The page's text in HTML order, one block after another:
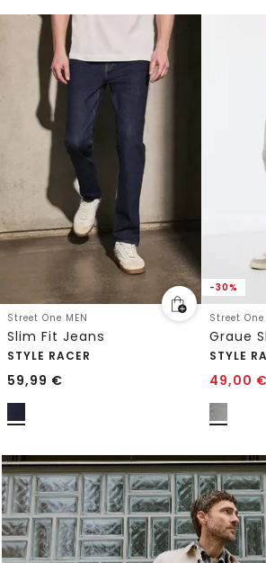
Street One MEN
Slim Fit Jeans
STYLE RACER
59,99 €
-30%
Street One
Graue
STYLE
49,00